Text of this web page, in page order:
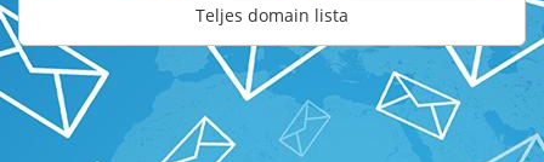
Teljes domain lista